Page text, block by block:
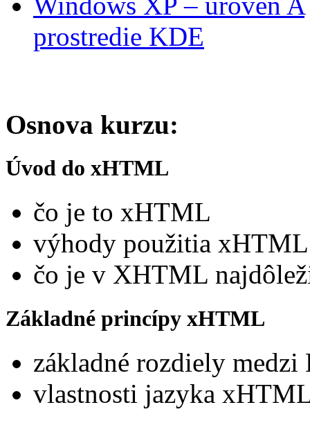
prostredie KDE
Osnova kurzu:
Úvod do xHTML
čo je to xHTML
výhody použitia xHTML
čo je v XHTML
Základné princípy xHTML
základné rozdiely
vlastnosti jazyka